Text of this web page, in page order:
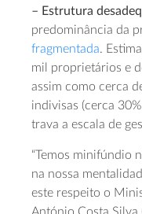
– Estrutura
predominância da
fragmentada.
mil proprietários e
assim como cerca
indivisas (cerca
trava a escala de
“Temos minifúndio
na nossa
este respeito o